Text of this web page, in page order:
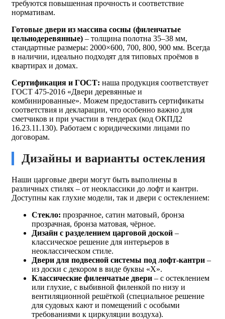
требуются повышенная прочность и соответствие
нормативам.
Готовые двери из массива сосны (филенчатые
цельнодеревянные) – толщина полотна 35–38 мм,
стандартные размеры: 2000×600, 700, 800, 900 мм. Всегда
в наличии, идеально подходят для типовых проёмов в
квартирах и домах.
Сертификация и ГОСТ: наша продукция соответствует
ГОСТ 475-2016 «Двери деревянные и
комбинированные». Можем предоставить сертификаты
соответствия и декларации, что особенно важно для
сметчиков и при участии в тендерах (код ОКПД2
16.23.11.130). Работаем с юридическими лицами по
договорам.
Дизайны и варианты остекления
Наши царговые двери могут быть выполнены в
различных стилях – от неоклассики до лофт и кантри.
Доступны как глухие модели, так и двери с остеклением:
Стекло: прозрачное, сатин матовый, бронза
прозрачная, бронза матовая, чёрное.
Дизайн с разделением царговой доской –
классическое решение для интерьеров в
неоклассическом стиле.
Двери для подвесной системы под лофт-кантри –
из доски с декором в виде буквы «Х».
Классические филенчатые двери – с остеклением
или глухие, с выбивной филенкой по низу и
вентиляционной решёткой (специальное решение
для судовых кают и помещений с особыми
требованиями к циркуляции воздуха).